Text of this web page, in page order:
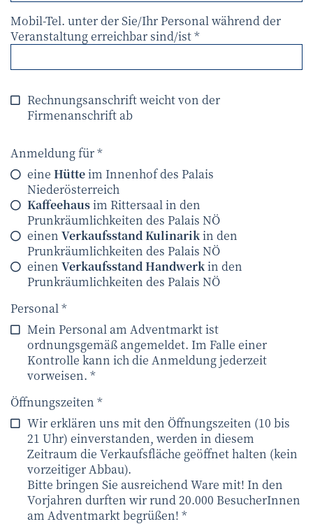
Mobil-Tel. unter der Sie/Ihr Personal während der
Veranstaltung erreichbar sind/ist
Rechnungsanschrift weicht von der
Firmenanschrift ab
Anmeldung für
eine Hütteim Innenhof des Palais
Niederösterreich
Kaffeehausim Rittersaal in den
Prunkräumlichkeiten des Palais NÖ
einen Verkaufsstand Kulinarikin den
Prunkräumlichkeiten des Palais NÖ
einen Verkaufsstand Handwerkin den
Prunkräumlichkeiten des Palais NÖ
Personal
Mein Personal am Adventmarkt ist
ordnungsgemäß angemeldet. Im Falle einer
Kontrolle kann ich die Anmeldung jederzeit
vorweisen. *
Öffnungszeiten
Wir erklären uns mit den Öffnungszeiten (10 bis
21 Uhr) einverstanden, werden in diesem
Zeitraum die Verkaufsfläche geöffnet halten (kein
vorzeitiger Abbau).
Bitte bringen Sie ausreichend Ware mit! In den
Vorjahren durften wir rund 20.000 BesucherInnen
am Adventmarkt begrüßen! *